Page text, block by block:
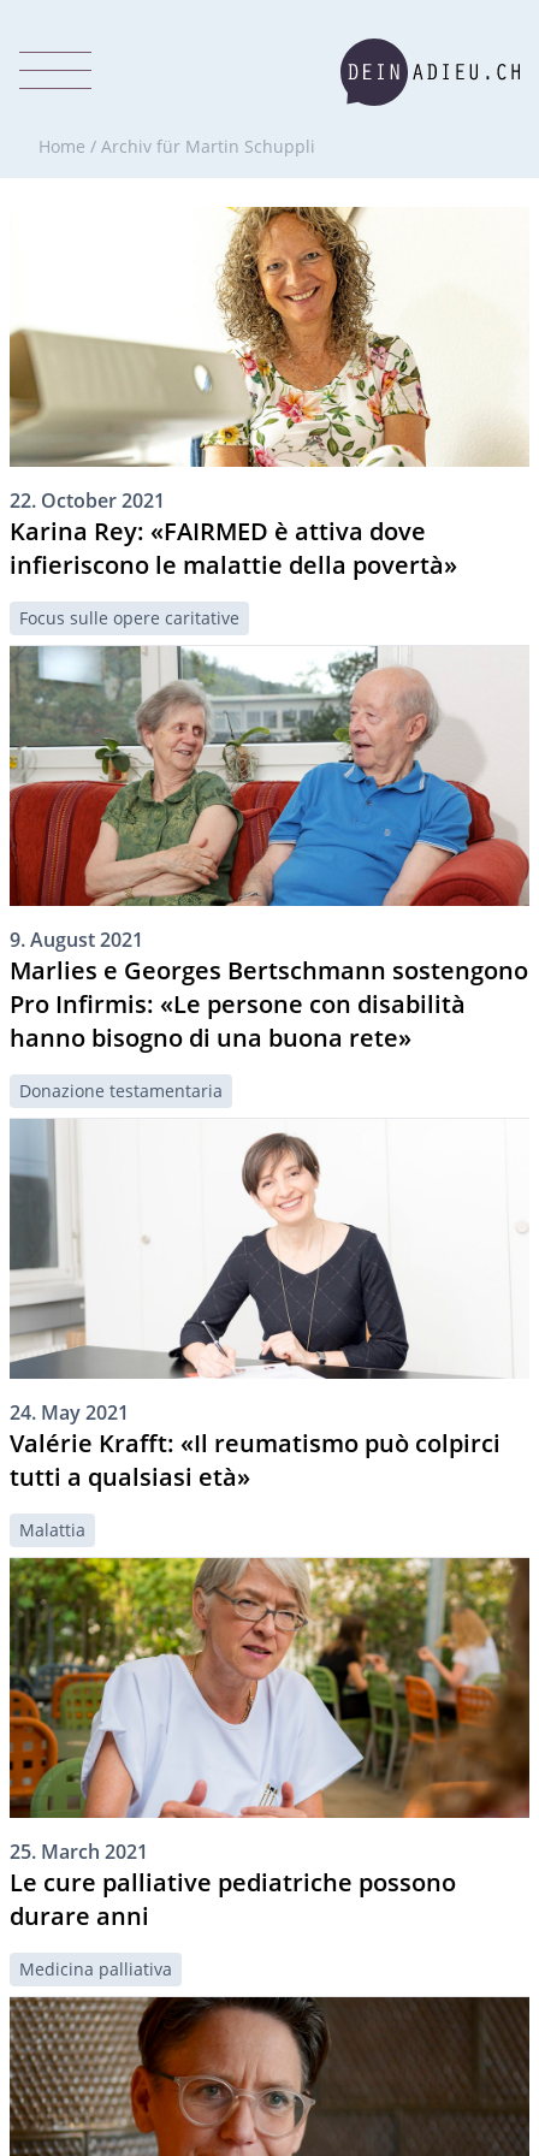
Home / Archiv für Martin Schuppli
22. October 2021
Karina Rey: «FAIRMED è attiva dove
infieriscono le malattie della povertà»
Focus sulle opere caritative
9. August 2021
Marlies e Georges Bertschmann sostengono
Pro Infirmis: «Le persone con disabilità
hanno bisogno di una buona rete»
Donazione testamentaria
24. May 2021
Valérie Krafft: «Il reumatismo può colpirci
tutti a qualsiasi età»
Malattia
25. March 2021
Le cure palliative pediatriche possono
durare anni
Medicina palliativa